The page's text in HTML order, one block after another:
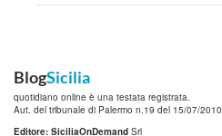
BlogSicilia
quotidiano online è una testata registrata.
Aut. del tribunale di Palermo n.19 del 15/07/2010
Editore: SiciliaOnDemand Srl